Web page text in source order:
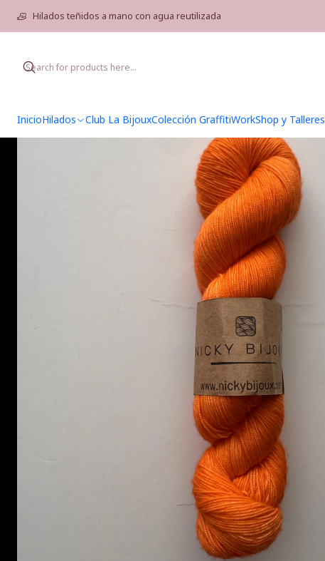
InicioHilados Club La BijouxColección GraffitiWorkShop y Talleres
Hilados teñidos a mano con agua reutilizada